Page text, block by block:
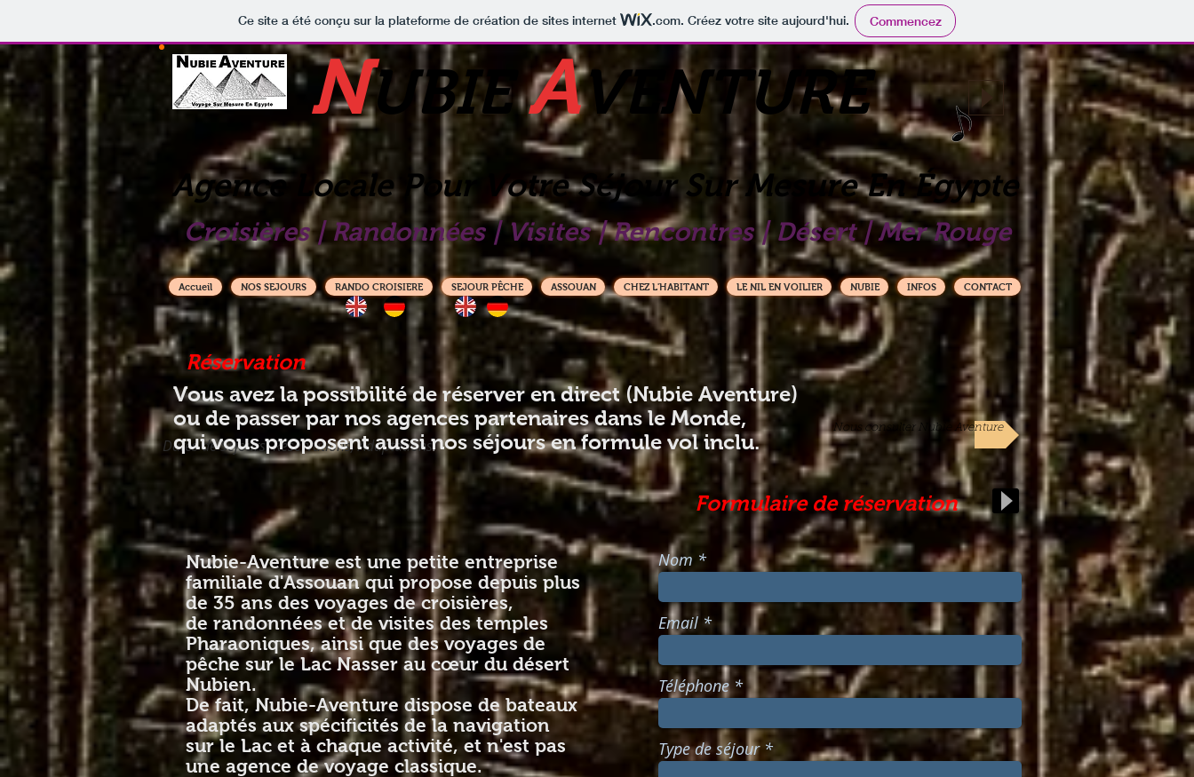
Ce site a été conçu sur la plateforme de création de sites internet .com. Créez votre site aujourd'hui. Commencez
NUBIEAVENTURE
Agence Locale Pour Votre Séjour Sur Mesure En Égypte
Croisières | Randonnées | Visites | Rencontres | Désert | Mer Rouge
Accueil NOS SEJOURS RANDO CROISIERE SEJOUR PÊCHE ASSOUAN CHEZ L'HABITANT LE NIL EN VOILIER NUBIE INFOS CONTACT
Réservation
Dates de Séjours, Réservations, Adaptations.
Vous avez la possibilité de réserver en direct (Nubie Aventure)
ou de passer par nos agences partenaires dans le Monde,
qui vous proposent aussi nos séjours en formule vol inclu.
Nous consulter Nubie Aventure
Formulaire de réservation
Nubie-Aventure est une petite entreprise
familiale d'Assouan qui propose depuis plus
de 35 ans des voyages de croisières,
de randonnées et de visites des temples
Pharaoniques, ainsi que des voyages de
pêche sur le Lac Nasser au cœur du désert
Nubien.
De fait, Nubie-Aventure dispose de bateaux
adaptés aux spécificités de la navigation
sur le Lac et à chaque activité, et n'est pas
une agence de voyage classique.
Nom
Email
Téléphone
Type de séjour